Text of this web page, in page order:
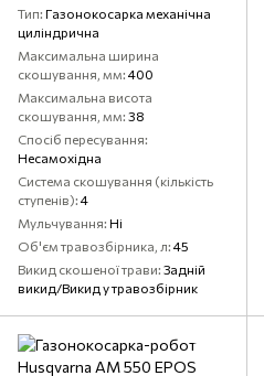
Тип Газонокосарка механічна
циліндрична
Максимальна ширина
скошування, мм 400
Максимальна висота
скошування, мм 38
Спосіб пересування
Несамохідна
Система скошування (кількість
ступенів) 4
Мульчування Ні
Об'єм травозбірника, л 45
Викид скошеної трави Задній
викид/Викид у травозбірник